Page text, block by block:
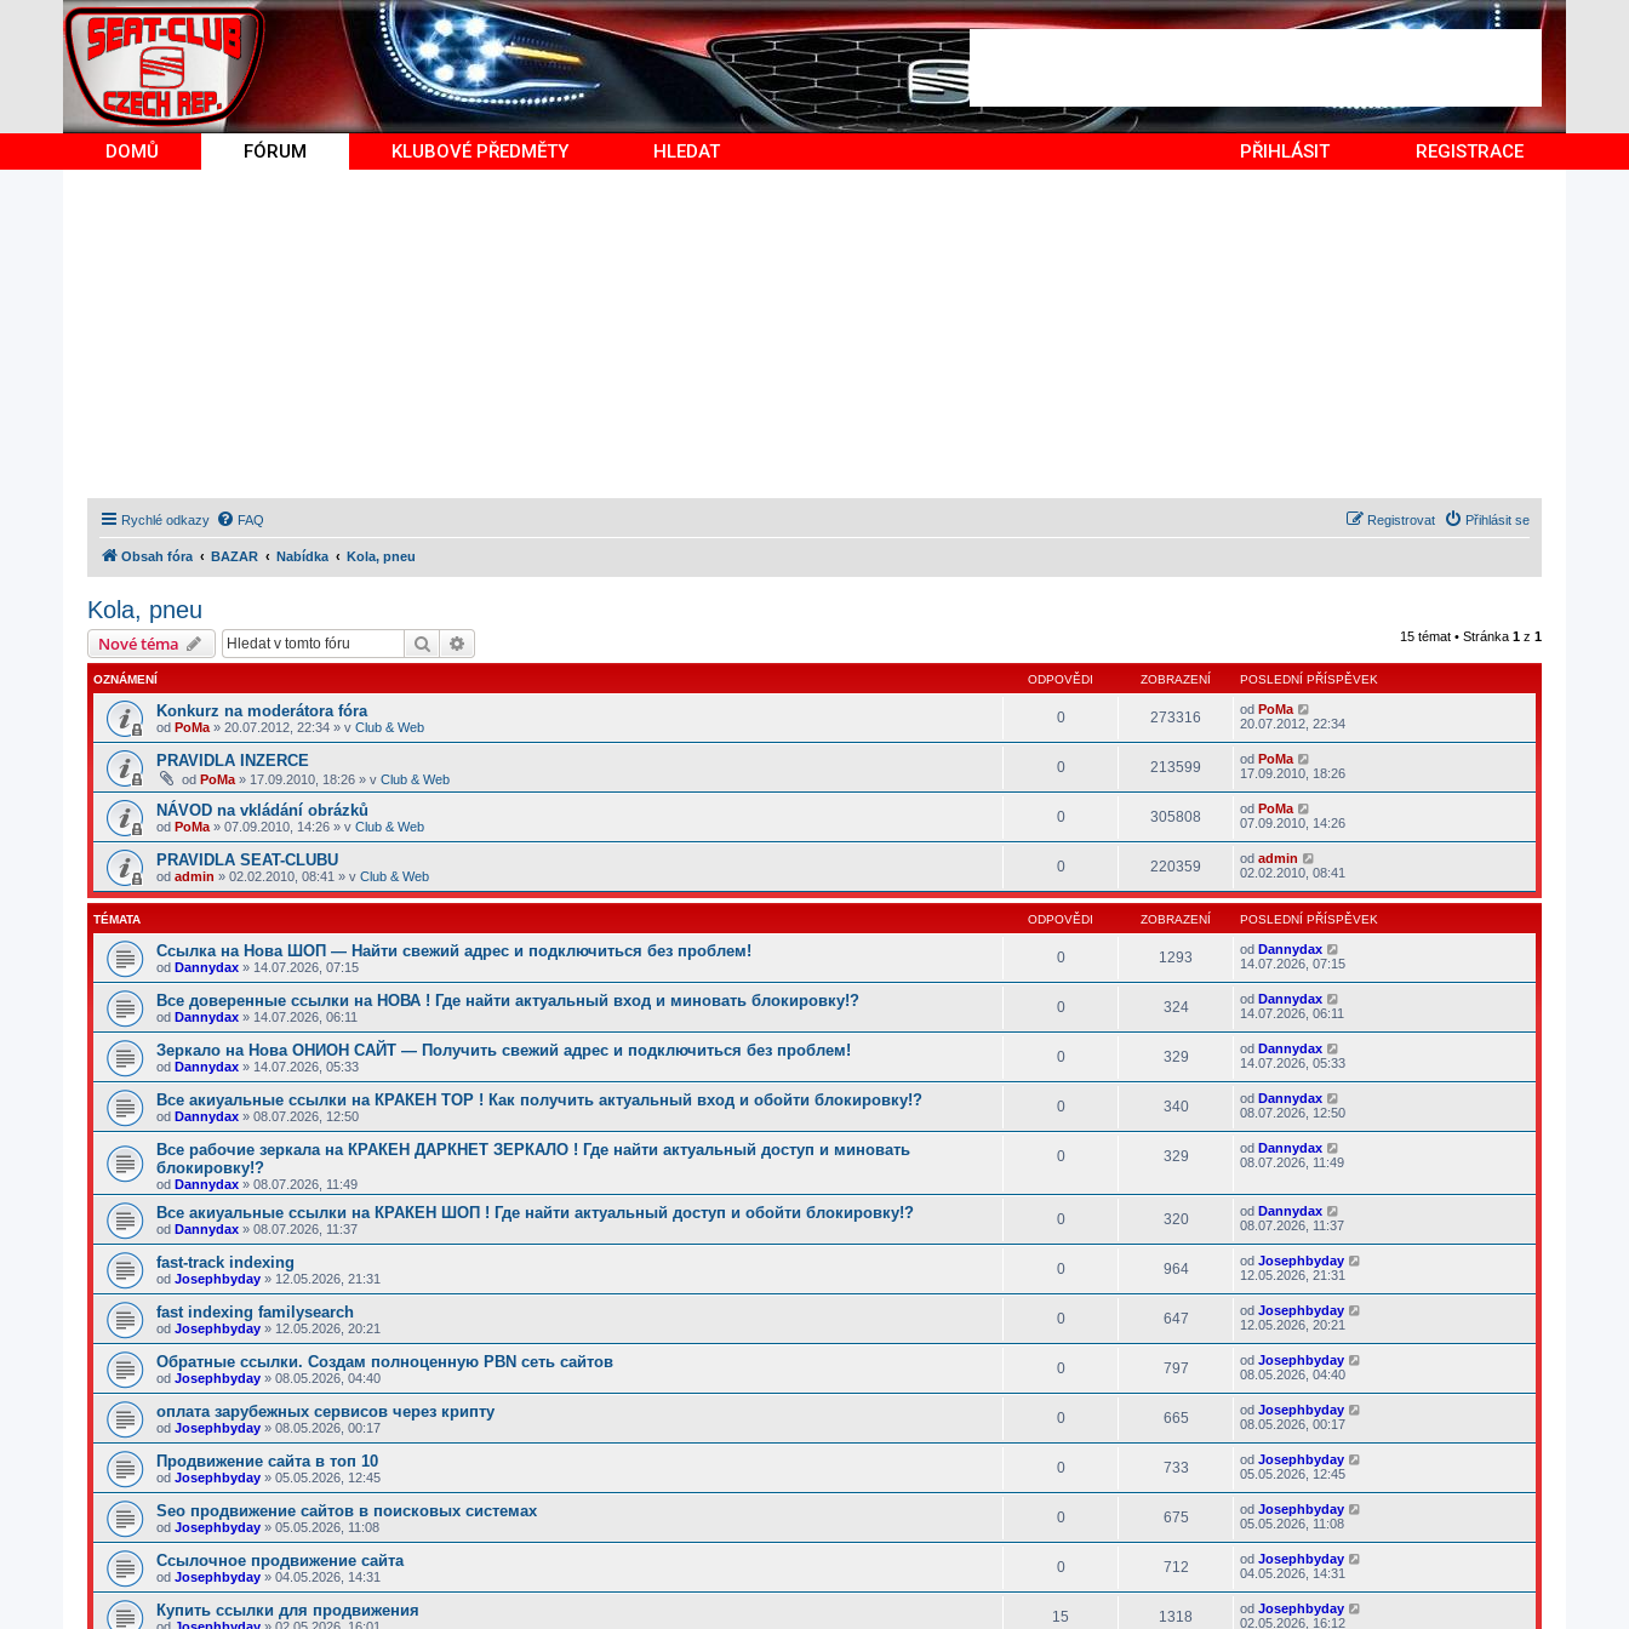
DOMŮ FÓRUM KLUBOVÉ PŘEDMĚTY HLEDAT PŘIHLÁSIT REGISTRACE
Rychlé odkazy FAQ Přihlásit se
Registrovat
Obsah fóra BAZAR Nabídka Kola, pneu
Kola, pneu
Nové téma Hledat 15 témat • Stránka 1 z 1
OZNÁMENÍ ODPOVĚDI ZOBRAZENÍ POSLEDNÍ PŘÍSPĚVEK
Konkurz na moderátora fóra
od PoMa » 20.07.2012, 22:34 » v Club & Web
0 273316 od PoMa
20.07.2012, 22:34
PRAVIDLA INZERCE
od PoMa » 17.09.2010, 18:26 » v Club & Web
0 213599 od PoMa
17.09.2010, 18:26
NÁVOD na vkládání obrázků
od PoMa » 07.09.2010, 14:26 » v Club & Web
0 305808 od PoMa
07.09.2010, 14:26
PRAVIDLA SEAT-CLUBU
od admin » 02.02.2010, 08:41 » v Club & Web
0 220359 od admin
02.02.2010, 08:41
TÉMATA ODPOVĚDI ZOBRAZENÍ POSLEDNÍ PŘÍSPĚVEK
Ссылка на Нова ШОП — Найти свежий адрес и подключиться без проблем!
od Dannydax » 14.07.2026, 07:15
0 1293 od Dannydax
14.07.2026, 07:15
Все доверенные ссылки на НОВА ! Где найти актуальный вход и миновать блокировку!?
od Dannydax » 14.07.2026, 06:11
0 324 od Dannydax
14.07.2026, 06:11
Зеркало на Нова ОНИОН САЙТ — Получить свежий адрес и подключиться без проблем!
od Dannydax » 14.07.2026, 05:33
0 329 od Dannydax
14.07.2026, 05:33
Все акиуальные ссылки на КРАКЕН ТОР ! Как получить актуальный вход и обойти блокировку!?
od Dannydax » 08.07.2026, 12:50
0 340 od Dannydax
08.07.2026, 12:50
Все рабочие зеркала на КРАКЕН ДАРКНЕТ ЗЕРКАЛО ! Где найти актуальный доступ и миновать
блокировку!?
od Dannydax » 08.07.2026, 11:49
0 329 od Dannydax
08.07.2026, 11:49
Все акиуальные ссылки на КРАКЕН ШОП ! Где найти актуальный доступ и обойти блокировку!?
od Dannydax » 08.07.2026, 11:37
0 320 od Dannydax
08.07.2026, 11:37
fast-track indexing
od Josephbyday » 12.05.2026, 21:31
0 964 od Josephbyday
12.05.2026, 21:31
fast indexing familysearch
od Josephbyday » 12.05.2026, 20:21
0 647 od Josephbyday
12.05.2026, 20:21
Обратные ссылки. Создам полноценную PBN сеть сайтов
od Josephbyday » 08.05.2026, 04:40
0 797 od Josephbyday
08.05.2026, 04:40
оплата зарубежных сервисов через крипту
od Josephbyday » 08.05.2026, 00:17
0 665 od Josephbyday
08.05.2026, 00:17
Продвижение сайта в топ 10
od Josephbyday » 05.05.2026, 12:45
0 733 od Josephbyday
05.05.2026, 12:45
Seo продвижение сайтов в поисковых системах
od Josephbyday » 05.05.2026, 11:08
0 675 od Josephbyday
05.05.2026, 11:08
Ссылочное продвижение сайта
od Josephbyday » 04.05.2026, 14:31
0 712 od Josephbyday
04.05.2026, 14:31
Купить ссылки для продвижения 15 1318 od Josephbyday
02.05.2026, 16:12